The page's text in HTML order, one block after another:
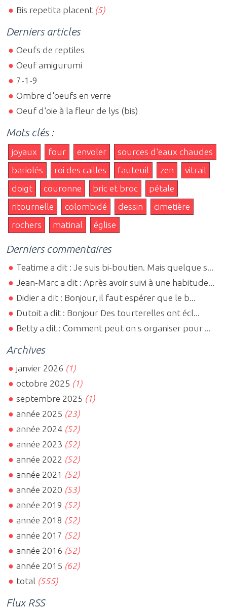
Bis repetita placent (5)
Derniers articles
Oeufs de reptiles
Oeuf amigurumi
7-1-9
Ombre d'oeufs en verre
Oeuf d'oie à la fleur de lys (bis)
Mots clés :
joyaux four envoler
sources d'eaux chaudes
bariolés
roi des cailles fauteuil zen
vitrail
doigt
couronne bric et broc
pétale
ritournelle
colombidé dessin
cimetière
rochers
matinal église
Derniers commentaires
Teatime a dit : Je suis bi-boutien. Mais quelque s...
Jean-Marc a dit : Après avoir suivi à une habitude...
Didier a dit : Bonjour, il faut espérer que le b...
Dutoit a dit : Bonjour Des tourterelles ont écl...
Betty a dit : Comment peut on s organiser pour ...
Archives
janvier 2026 (1)
octobre 2025 (1)
septembre 2025 (1)
année 2025 (23)
année 2024 (52)
année 2023 (52)
année 2022 (52)
année 2021 (52)
année 2020 (53)
année 2019 (52)
année 2018 (52)
année 2017 (52)
année 2016 (52)
année 2015 (62)
total (555)
Flux RSS